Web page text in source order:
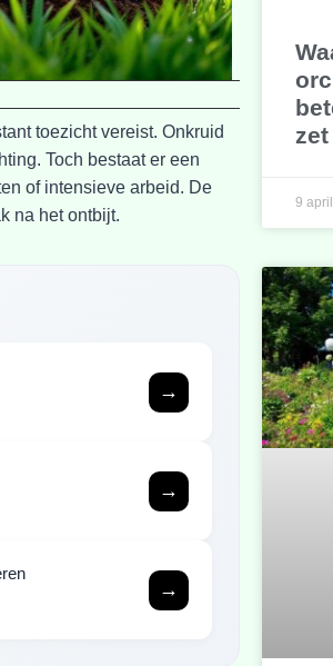
9
toezicht vereist. Onkruid
Toch bestaat er een
of intensieve arbeid. De
na het ontbijt.
→
→
→